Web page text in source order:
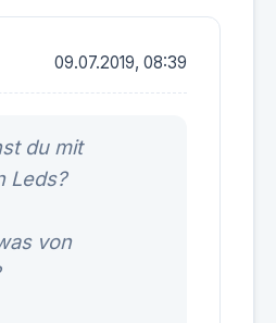
09.07.2019, 08:39
du mit
von